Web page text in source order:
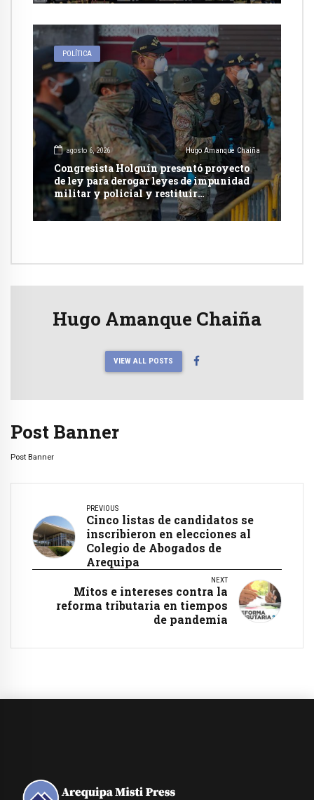
POLÍTICA
agosto 6, 2026 Hugo Amanque Chaiña
Congresista Holguín presentó proyecto
de ley para derogar leyes de impunidad
militar y policial y restituir
competencia de justicia ordinaria
Hugo Amanque Chaiña
VIEW ALL POSTS
Post Banner
Post Banner
PREVIOUS
Cinco listas de candidatos se
inscribieron en elecciones al
Colegio de Abogados de
Arequipa
NEXT
Mitos e intereses contra la
reforma tributaria en tiempos
de pandemia